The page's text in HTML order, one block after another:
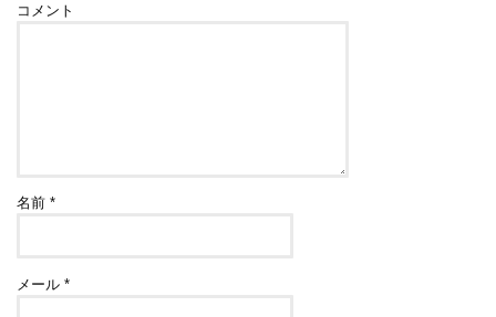
コメント
名前*
メール*